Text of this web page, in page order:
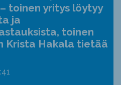
toinen yritys löytyy
ja
toinen
Krista Hakala tietää